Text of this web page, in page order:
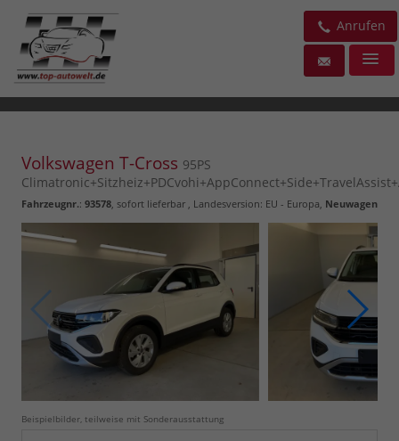
Anrufen
Volkswagen T-Cross 95PS
Fahrzeugnr.: 93578 sofort lieferbar , Landesversion: EU - Europa, Neuwagen
Beispielbilder, teilweise mit Sonderausstattung